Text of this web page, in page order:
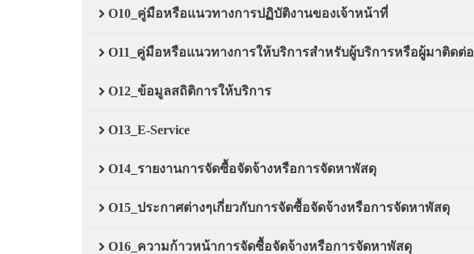
O10_คู่มือหรือแนวทางการปฏิบัติงานของเจ้าหน้าที่
O11_คู่มือหรือแนวทางการให้บริการสำหรับผู้บริการหรือผู้มาติดต่อ
O12_ข้อมูลสถิติการให้บริการ
O13_E-Service
O14_รายงานการจัดซื้อจัดจ้างหรือการจัดหาพัสดุ
O15_ประกาศต่างๆเกี่ยวกับการจัดซื้อจัดจ้างหรือการจัดหาพัสดุ
O16_ความก้าวหน้าการจัดซื้อจัดจ้างหรือการจัดหาพัสดุ